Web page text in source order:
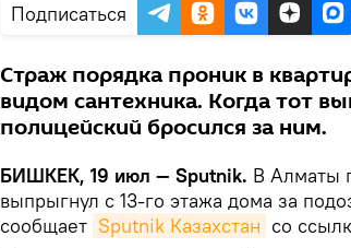
Подписаться
Страж порядка проник в
видом сантехника. Когда тот
полицейский бросился за ним.
БИШКЕК, 19 июл — Sputnik. В Алматы
выпрыгнул с 13-го этажа дома за
сообщает Sputnik Казахстан со